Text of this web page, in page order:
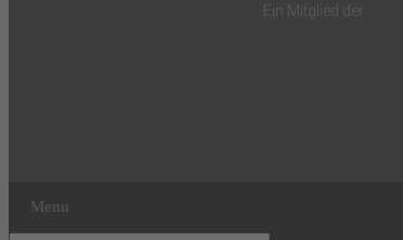
Ein Mitglied der
Menu